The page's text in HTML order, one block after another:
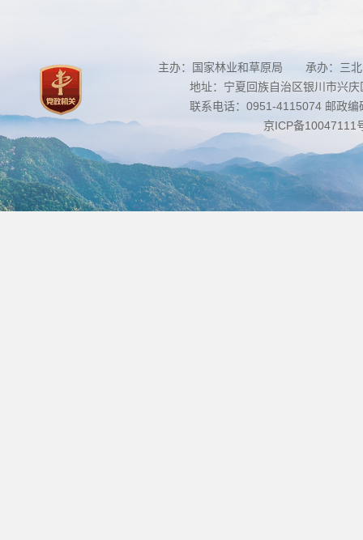
主办：国家林业和草原局 承办：三北
地址：宁夏回族自治区银川市兴
联系电话：0951-4115074 邮政
京ICP备10047111